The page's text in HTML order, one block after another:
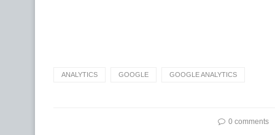
ANALYTICS GOOGLE GOOGLE ANALYTICS
0 comments